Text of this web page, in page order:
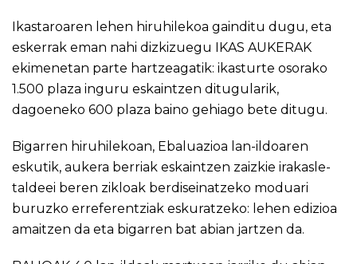
Ikastaroaren lehen hiruhilekoa gainditu dugu, eta
eskerrak eman nahi dizkizuegu IKAS AUKERAK
ekimenetan parte hartzeagatik: ikasturte osorako
1.500 plaza inguru eskaintzen ditugularik,
dagoeneko 600 plaza baino gehiago bete ditugu.
Bigarren hiruhilekoan, Ebaluazioa lan-ildoaren
eskutik, aukera berriak eskaintzen zaizkie irakasle-
taldeei beren zikloak berdiseinatzeko moduari
buruzko erreferentziak eskuratzeko: lehen edizioa
amaitzen da eta bigarren bat abian jartzen da.